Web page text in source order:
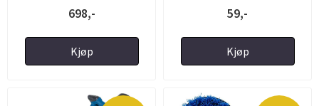
698,-
Kjøp
59,-
Kjøp